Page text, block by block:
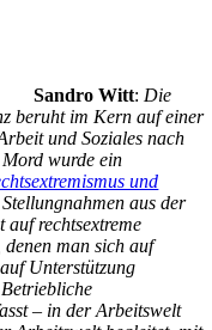
Sandro Witt: Die
beruht im Kern auf einer
und Soziales nach
wurde ein
und
aus der
rechtsextreme
man sich auf
Unterstützung
– in der Arbeitswelt